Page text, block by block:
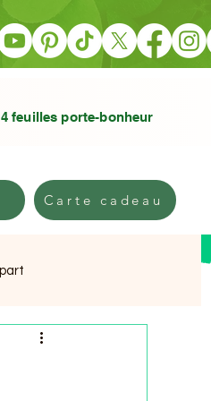
feuilles porte-bonheur
Carte cadeau
Carte cadeau